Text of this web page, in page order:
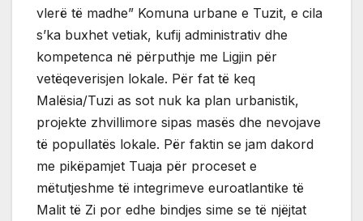
vlerë të madhe” Komuna urbane e Tuzit, e cila
s’ka buxhet vetiak, kufij administrativ dhe
kompetenca në përputhje me Ligjin për
vetëqeverisjen lokale. Për fat të keq
Malësia/Tuzi as sot nuk ka plan urbanistik,
projekte zhvillimore sipas masës dhe nevojave
të popullatës lokale. Për faktin se jam dakord
me pikëpamjet Tuaja për proceset e
mëtutjeshme të integrimeve euroatlantike të
Malit të Zi por edhe bindjes sime se të njëjtat